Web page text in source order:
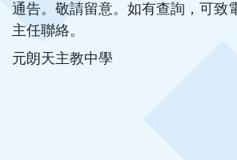
通告。敬請留意。如有查詢，可致
主任聯絡。
元朗天主教中學